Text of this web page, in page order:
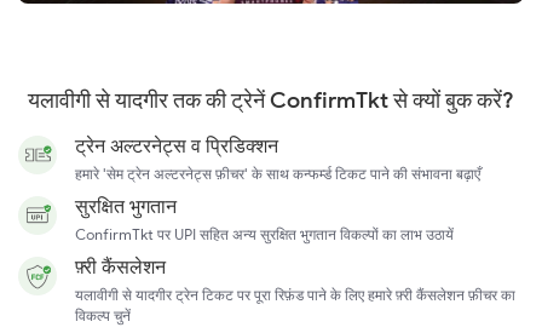
यलावीगी से यादगीर तक की ट्रेनें ConfirmTkt से क्यों बुक करें?
ट्रेन अल्टरनेट्स व प्रिडिक्शन
हमारे 'सेम ट्रेन अल्टरनेट्स फ़ीचर' के साथ कन्फर्म्ड टिकट पाने की संभावना बढ़ाएँ
सुरक्षित भुगतान
ConfirmTkt पर UPI सहित अन्य सुरक्षित भुगतान विकल्पों का लाभ उठायें
फ़्री कैंसलेशन
यलावीगी से यादगीर ट्रेन टिकट पर पूरा रिफ़ंड पाने के लिए हमारे फ़्री कैंसलेशन फ़ीचर का
विकल्प चुनें